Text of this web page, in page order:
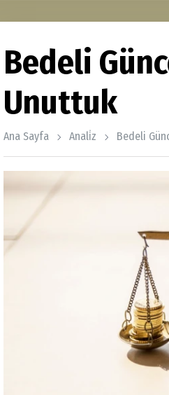
Bedeli
Unuttuk
Ana Sayfa Anali̇z Bedeli